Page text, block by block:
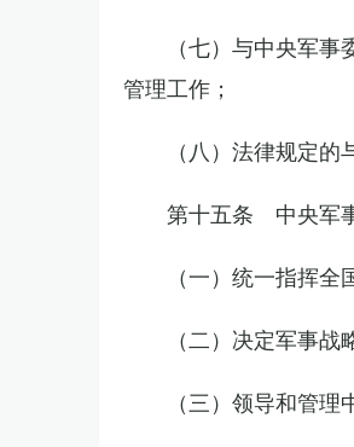
（七）与中央军
管理工作；
（八）法律规定的
第十五条 中央军
（一）统一指挥全
（二）决定军事
（三）领导和管